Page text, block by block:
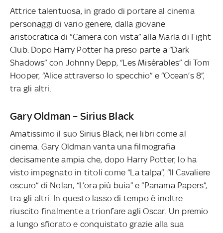
Attrice talentuosa, in grado di portare al cinema
personaggi di vario genere, dalla giovane
aristocratica di “Camera con vista” alla Marla di Fight
Club. Dopo Harry Potter ha preso parte a “Dark
Shadows” con Johnny Depp, “Les Misèrables” di Tom
Hooper, “Alice attraverso lo specchio” e “Ocean’s 8”,
tra gli altri.
Gary Oldman – Sirius Black
Amatissimo il suo Sirius Black, nei libri come al
cinema. Gary Oldman vanta una filmografia
decisamente ampia che, dopo Harry Potter, lo ha
visto impegnato in titoli come “La talpa”, “Il Cavaliere
oscuro” di Nolan, “L’ora più buia” e “Panama Papers”,
tra gli altri. In questo lasso di tempo è inoltre
riuscito finalmente a trionfare agli Oscar. Un premio
a lungo sfiorato e conquistato grazie alla sua